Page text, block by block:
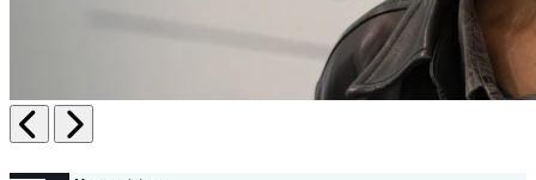
AnteriorSegüent